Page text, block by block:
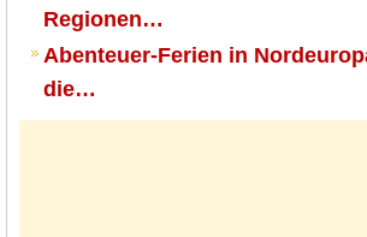
Regionen…
Abenteuer-Ferien in
die…